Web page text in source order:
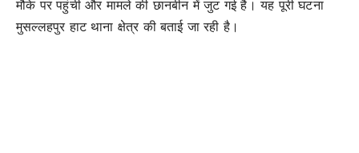
मौके पर पहुंची और मामले की छानबीन में जुट गई है। यह पूरी घटना
मुसल्लहपुर हाट थाना क्षेत्र की बताई जा रही है।